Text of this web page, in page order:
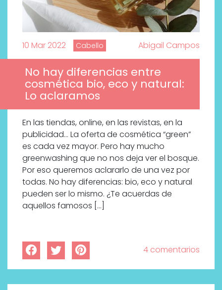
10 Mar 2022 Cabello Abigail Campos
No hay diferencias entre
cosmética bio, eco y natural:
Lo aclaramos
En las tiendas, online, en las revistas, en la
publicidad… La oferta de cosmética “green”
es cada vez mayor. Pero hay mucho
greenwashing que no nos deja ver el bosque.
Por eso queremos aclararlo de una vez por
todas. No hay diferencias: bio, eco y natural
pueden ser lo mismo. ¿Te acuerdas de
aquellos famosos […]
4 comentarios